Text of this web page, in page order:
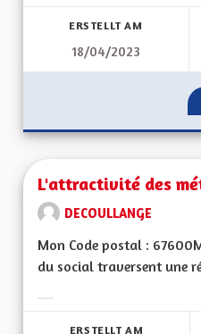
ERSTELLT AM
18/04/2023
L'attractivité des
DECOULLANGE
Mon Code postal :
du social traversent une
ERSTELLT AM